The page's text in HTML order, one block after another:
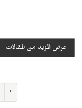
عرض المزيد من المقالات
›